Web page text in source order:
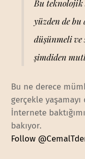
Bu teknolojik
yüzden de
düşünmeli ve
şimdiden
Bu ne derece
gerçekle
İnternete
bakıyor.
Follow